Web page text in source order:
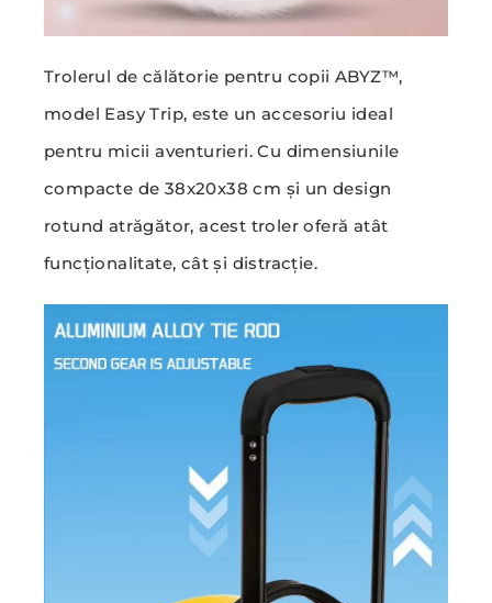
Trolerul de călătorie pentru copii ABYZ™,
model Easy Trip, este un accesoriu ideal
pentru micii aventurieri. Cu dimensiunile
compacte de 38x20x38 cm și un design
rotund atrăgător, acest troler oferă atât
funcționalitate, cât și distracție.